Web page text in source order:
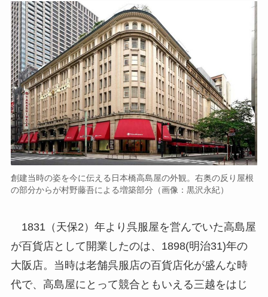
創建当時の姿を今に伝える日本橋高島屋の外観。右奥の反り屋根
の部分からが村野藤吾による増築部分（画像：黒沢永紀）
1831（天保2）年より呉服屋を営んでいた高島屋
が百貨店として開業したのは、1898(明治31)年の
大阪店。当時は老舗呉服店の百貨店化が盛んな時
代で、高島屋にとって競合ともいえる三越をはじ